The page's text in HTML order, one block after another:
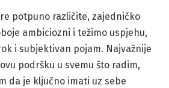
potpuno različite, zajedničko
ambiciozni i težimo uspjehu,
i subjektivan pojam. Najvažnije
podršku u svemu što radim,
da je ključno imati uz sebe